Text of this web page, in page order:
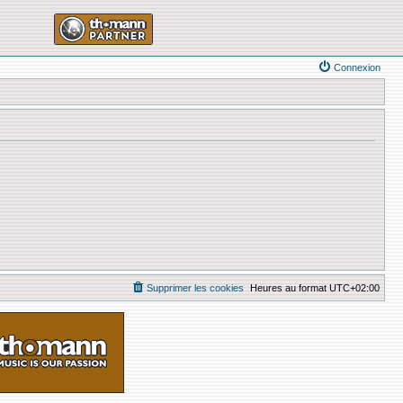
Connexion
Heures au format UTC+02:00
Supprimer les cookies